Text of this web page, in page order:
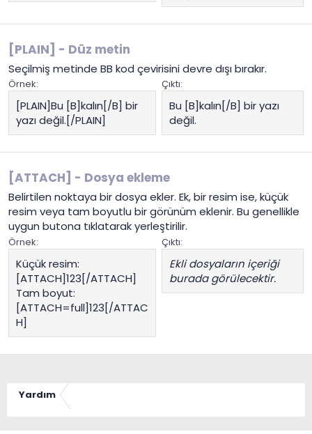
[PLAIN] - Düz metin
Seçilmiş metinde BB kod çevirisini devre dışı bırakır.
Örnek:
[PLAIN]Bu [B]kalın[/B] bir
yazı değil.[/PLAIN]
Çıktı:
Bu [B]kalın[/B] bir yazı
değil.
[ATTACH] - Dosya ekleme
Belirtilen noktaya bir dosya ekler. Ek, bir resim ise, küçük
resim veya tam boyutlu bir görünüm eklenir. Bu genellikle
uygun butona tıklatarak yerleştirilir.
Örnek:
Küçük resim:
[ATTACH]123[/ATTACH]
Tam boyut:
[ATTACH=full]123[/ATTAC
H]
Çıktı:
Ekli dosyaların içeriği
burada görülecektir.
Yardım